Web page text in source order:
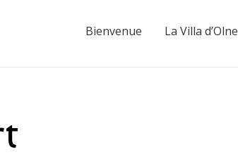
Bienvenue La Villa d’Olne